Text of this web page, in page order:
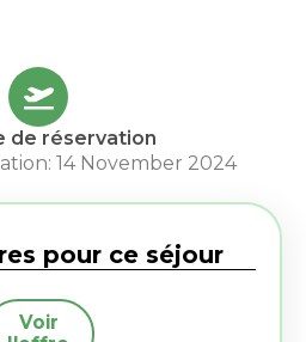
de réservation
14 November 2024
pour ce séjour
Voir